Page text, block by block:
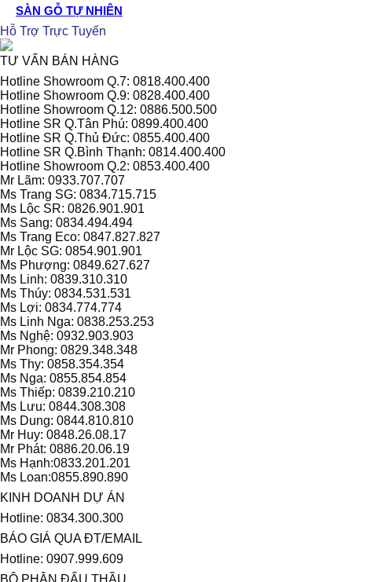
SÀN GỖ TỰ NHIÊN
Hỗ Trợ Trực Tuyến
TƯ VẤN BÁN HÀNG
Hotline Showroom Q.7: 0818.400.400
Hotline Showroom Q.9: 0828.400.400
Hotline Showroom Q.12: 0886.500.500
Hotline SR Q.Tân Phú: 0899.400.400
Hotline SR Q.Thủ Đức: 0855.400.400
Hotline SR Q.Bình Thạnh: 0814.400.400
Hotline Showroom Q.2: 0853.400.400
Mr Lãm: 0933.707.707
Ms Trang SG: 0834.715.715
Ms Lộc SR: 0826.901.901
Ms Sang: 0834.494.494
Ms Trang Eco: 0847.827.827
Mr Lộc SG: 0854.901.901
Ms Phượng: 0849.627.627
Ms Linh: 0839.310.310
Ms Thúy: 0834.531.531
Ms Lợi: 0834.774.774
Ms Linh Nga: 0838.253.253
Ms Nghệ: 0932.903.903
Mr Phong: 0829.348.348
Ms Thy: 0858.354.354
Ms Nga: 0855.854.854
Ms Thiếp: 0839.210.210
Ms Lưu: 0844.308.308
Ms Dung: 0844.810.810
Mr Huy: 0848.26.08.17
Mr Phát: 0886.20.06.19
Ms Hạnh:0833.201.201
Ms Loan:0855.890.890
KINH DOANH DỰ ÁN
Hotline: 0834.300.300
BÁO GIÁ QUA ĐT/EMAIL
Hotline: 0907.999.609
BỘ PHẬN ĐẤU THẦU